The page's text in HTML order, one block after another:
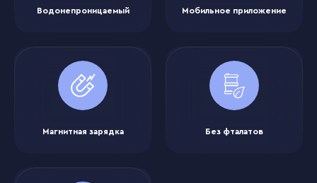
Водонепроницаемый Мобильное приложение
Магнитная зарядка Без фталатов